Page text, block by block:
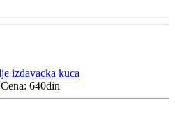
Cena: 640din